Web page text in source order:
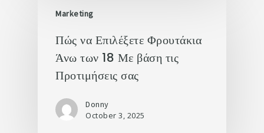
Marketing
Πώς να Επιλέξετε Φρουτάκια
Άνω των 18 Με βάση τις
Προτιμήσεις σας
Donny
October 3, 2025